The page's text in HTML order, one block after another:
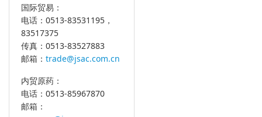
国际贸易：
电话：0513-83531195，
83517375
传真：0513-83527883
邮箱： trade@jsac.com.cn
内贸原药：
电话：0513-85967870
邮箱：